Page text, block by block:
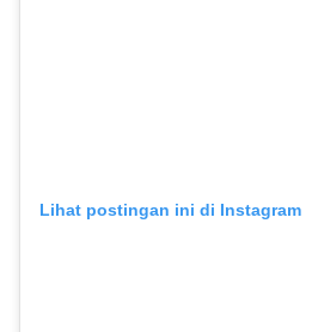
Lihat postingan ini di Instagram